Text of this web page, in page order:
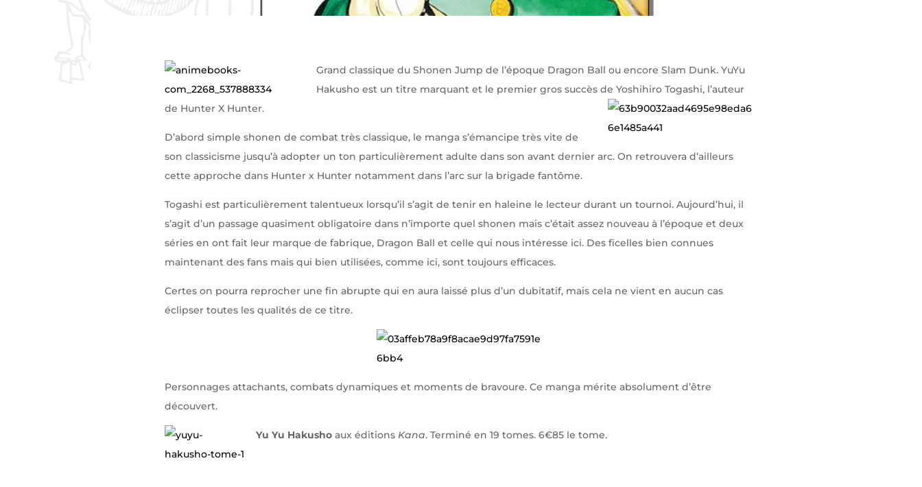
Grand classique du Shonen Jump de l’époque Dragon Ball ou encore Slam Dunk. YuYu
Hakusho est un titre marquant et le premier gros succès de Yoshihiro Togashi, l’auteur
de Hunter X Hunter.
D’abord simple shonen de combat très classique, le manga s’émancipe très vite de
son classicisme jusqu’à adopter un ton particulièrement adulte dans son avant dernier arc. On retrouvera d’ailleurs
cette approche dans Hunter x Hunter notamment dans l’arc sur la brigade fantôme.
Togashi est particulièrement talentueux lorsqu’il s’agit de tenir en haleine le lecteur durant un tournoi. Aujourd’hui, il
s’agit d’un passage quasiment obligatoire dans n’importe quel shonen mais c’était assez nouveau à l’époque et deux
séries en ont fait leur marque de fabrique, Dragon Ball et celle qui nous intéresse ici. Des ficelles bien connues
maintenant des fans mais qui bien utilisées, comme ici, sont toujours efficaces.
Certes on pourra reprocher une fin abrupte qui en aura laissé plus d’un dubitatif, mais cela ne vient en aucun cas
éclipser toutes les qualités de ce titre.
Personnages attachants, combats dynamiques et moments de bravoure. Ce manga mérite absolument d’être
découvert.
Yu Yu Hakusho aux éditions Kana. Terminé en 19 tomes. 6€85 le tome.